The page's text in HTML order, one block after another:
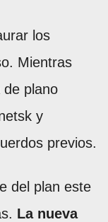
los
Mientras
plano
y
previos.
del plan este
La nueva